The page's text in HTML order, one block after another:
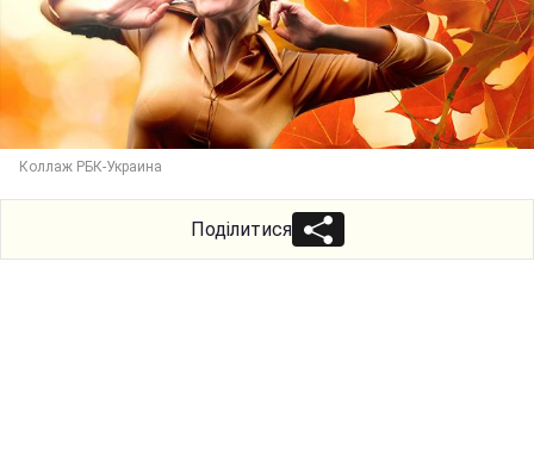
Коллаж РБК-Украина
Поділитися